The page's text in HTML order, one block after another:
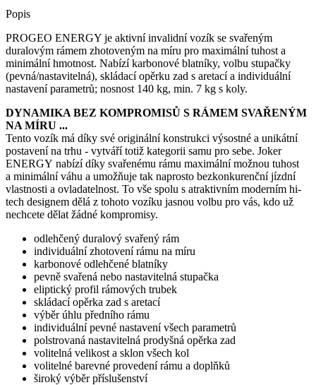
Popis
PROGEO ENERGY je aktivní invalidní vozík se svařeným
duralovým rámem zhotoveným na míru pro maximální tuhost a
minimální hmotnost. Nabízí karbonové blatníky, volbu stupačky
(pevná/nastavitelná), skládací opěrku zad s aretací a individuální
nastavení parametrů; nosnost 140 kg, min. 7 kg s koly.
DYNAMIKA BEZ KOMPROMISŮ S RÁMEM SVAŘENÝM
NA MÍRU ...
Tento vozík má díky své originální konstrukci výsostné a unikátní
postavení na trhu - vytváří totiž kategorii samu pro sebe. Joker
ENERGY nabízí díky svařenému rámu maximální možnou tuhost
a minimální váhu a umožňuje tak naprosto bezkonkurenční jízdní
vlastnosti a ovladatelnost. To vše spolu s atraktivním moderním hi-
tech designem dělá z tohoto vozíku jasnou volbu pro vás, kdo už
nechcete dělat žádné kompromisy.
odlehčený duralový svařený rám
individuální zhotovení rámu na míru
karbonové odlehčené blatníky
pevně svařená nebo nastavitelná stupačka
eliptický profil rámových trubek
skládací opěrka zad s aretací
výběr úhlu předního rámu
individuální pevné nastavení všech parametrů
polstrovaná nastavitelná prodyšná opěrka zad
volitelná velikost a sklon všech kol
volitelné barevné provedení rámu a doplňků
široký výběr příslušenství